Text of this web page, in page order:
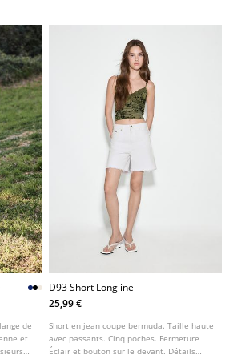
de
et
D93 Short Longline
25,99 €
Short en jean coupe bermuda. Taille haute
avec passants. Cinq poches. Fermeture
Éclair et bouton sur le devant. Détails